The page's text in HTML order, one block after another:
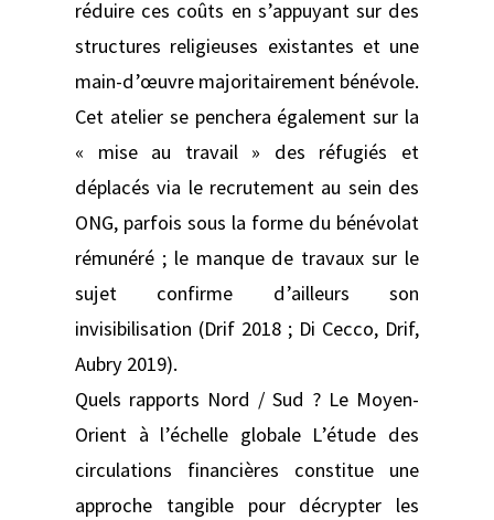
réduire ces coûts en s’appuyant sur des
structures religieuses existantes et une
main-d’œuvre majoritairement bénévole.
Cet atelier se penchera également sur la
« mise au travail » des réfugiés et
déplacés via le recrutement au sein des
ONG, parfois sous la forme du bénévolat
rémunéré ; le manque de travaux sur le
sujet confirme d’ailleurs son
invisibilisation (Drif 2018 ; Di Cecco, Drif,
Aubry 2019).
Quels rapports Nord / Sud ? Le Moyen-
Orient à l’échelle globale L’étude des
circulations financières constitue une
approche tangible pour décrypter les